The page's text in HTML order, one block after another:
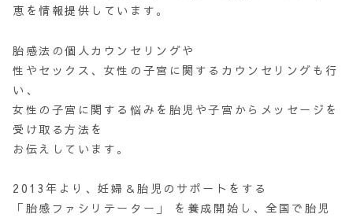
恵を情報提供しています。
胎感法の個人カウンセリングや
性やセックス、女性の子宮に関するカウンセリングも行
い、
女性の子宮に関する悩みを胎児や子宮からメッセージを
受け取る方法を
お伝えしています。
2013年より、妊婦＆胎児のサポートをする
「胎感ファシリテーター」 を養成開始し、全国で胎児